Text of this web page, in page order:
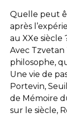
Quelle peut
après
au XXe siècle
Avec Tzvetan
philosophe,
Une vie de
Portevin,
de Mémoire
sur le siècle,